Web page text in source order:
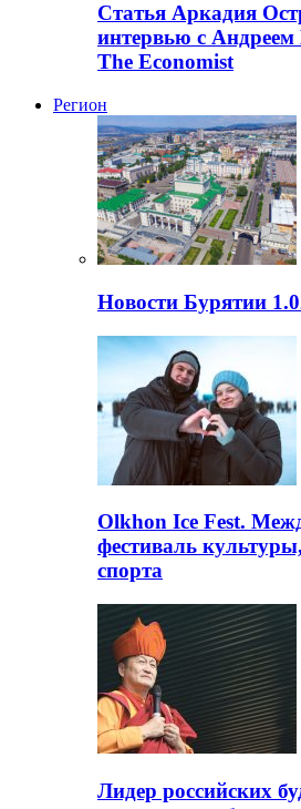
Статья Аркадия
интервью с
The Economist
Регион
Новости Бурятии
Olkhon Ice Fest.
фестиваль
спорта
Лидер российских